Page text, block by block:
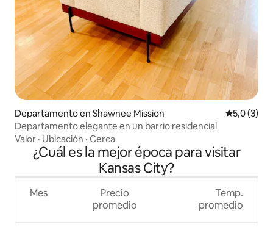
Departamento en Shawnee Mission
5,0 (3)
Departamento elegante en un barrio residencial
Valor · Ubicación · Cerca
¿Cuál es la mejor época para visitar
Kansas City?
Mes
Precio
promedio
Temp.
promedio